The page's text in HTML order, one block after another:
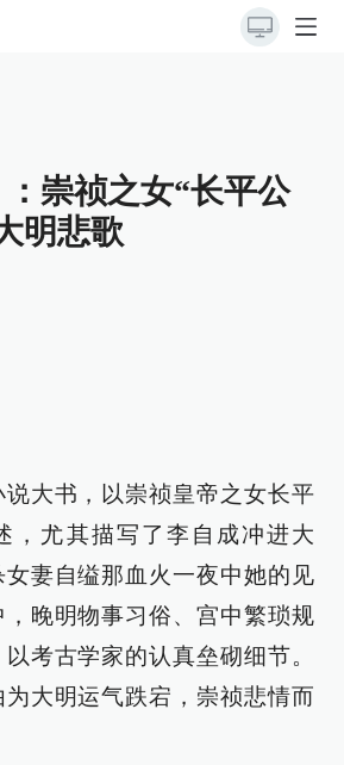
：崇祯之女“长平公
明悲歌
说大书，以崇祯皇帝之女长平
，尤其描写了李自成冲进大
妻自缢那血火一夜中她的见
晚明物事习俗、宫中繁琐规
考古学家的认真垒砌细节。
大明运气跌宕，崇祯悲情而